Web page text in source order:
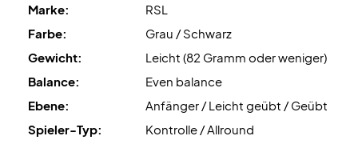
Marke:
RSL
Farbe:
Grau / Schwarz
Gewicht:
Leicht (82 Gramm oder weniger)
Balance:
Even balance
Ebene:
Anfänger / Leicht geübt / Geübt
Spieler-Typ:
Kontrolle / Allround